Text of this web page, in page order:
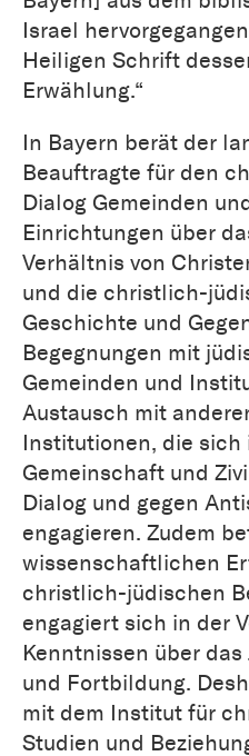
Israel
Heiligen Schrift
Erwählung.“
In Bayern berät der
Beauftragte für den
Dialog Gemeinden
Einrichtungen über
Verhältnis von
und die christlich-
Geschichte und
Begegnungen mit
Gemeinden und
Austausch mit
Institutionen, die
Gemeinschaft und
Dialog und gegen
engagieren. Zudem
wissenschaftlichen
christlich-jüdischen
engagiert sich in der
Kenntnissen über
und Fortbildung.
mit dem Institut für
Studien und